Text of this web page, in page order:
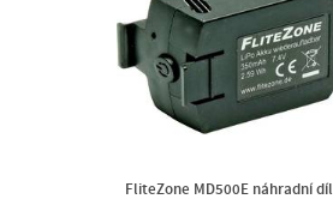
FliteZone MD500E náhradní díl